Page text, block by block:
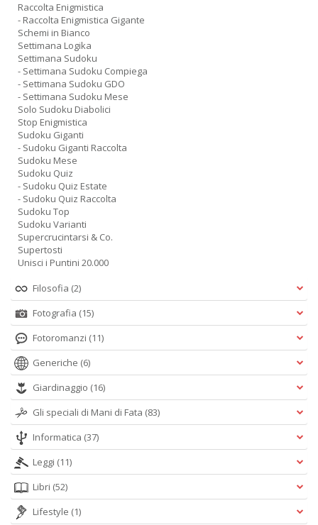
Raccolta Enigmistica
- Raccolta Enigmistica Gigante
Schemi in Bianco
Settimana Logika
Settimana Sudoku
- Settimana Sudoku Compiega
- Settimana Sudoku GDO
- Settimana Sudoku Mese
Solo Sudoku Diabolici
Stop Enigmistica
Sudoku Giganti
- Sudoku Giganti Raccolta
Sudoku Mese
Sudoku Quiz
- Sudoku Quiz Estate
- Sudoku Quiz Raccolta
Sudoku Top
Sudoku Varianti
Supercrucintarsi & Co.
Supertosti
Unisci i Puntini 20.000
Filosofia (2)
Fotografia (15)
Fotoromanzi (11)
Generiche (6)
Giardinaggio (16)
Gli speciali di Mani di Fata (83)
Informatica (37)
Leggi (11)
Libri (52)
Lifestyle (1)